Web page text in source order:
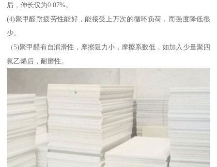
后，伸长仅为0.07%。
(4)聚甲醛耐疲劳性能好，能接受上万次的循环负荷，而强度降低很
少。
（5)聚甲醛有自润滑性，摩擦阻力小，摩擦系数低，如加入少量聚四
氟乙烯后，耐磨性。